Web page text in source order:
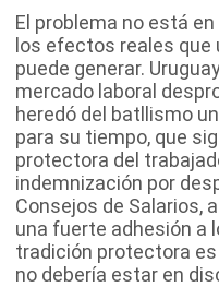
El problema no está
los efectos reales
puede generar.
mercado laboral
heredó del batllismo
para su tiempo, que
protectora del
indemnización por
Consejos de Salarios,
una fuerte adhesión a
tradición protectora
no debería estar en